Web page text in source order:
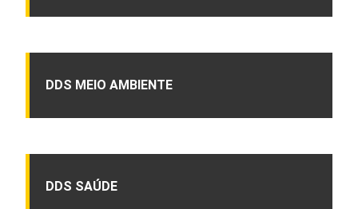
DDS MEIO AMBIENTE
DDS SAÚDE